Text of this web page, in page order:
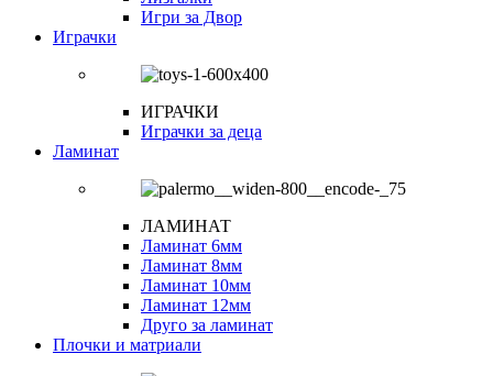
Игри за Двор
Играчки
ИГРАЧКИ
Играчки за деца
Ламинат
ЛАМИНАТ
Ламинат 6мм
Ламинат 8мм
Ламинат 10мм
Ламинат 12мм
Друго за ламинат
Плочки и матриали